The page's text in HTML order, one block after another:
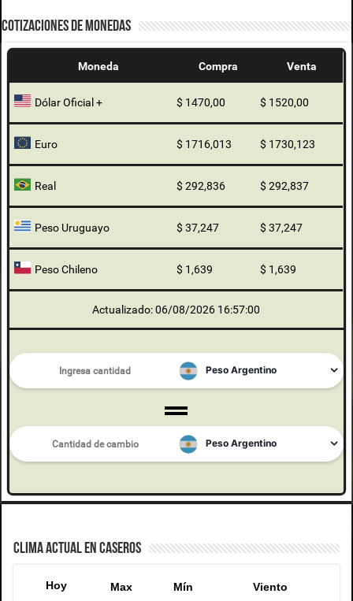
COTIZACIONES DE MONEDAS
Moneda Compra Venta
Dólar Oficial + $ 1470,00 $ 1520,00
Euro $ 1716,013 $ 1730,123
Real $ 292,836 $ 292,837
Peso Uruguayo $ 37,247 $ 37,247
Peso Chileno $ 1,639 $ 1,639
Actualizado: 06/08/2026 16:57:00
CLIMA ACTUAL EN CASEROS
Hoy Max Mín Viento